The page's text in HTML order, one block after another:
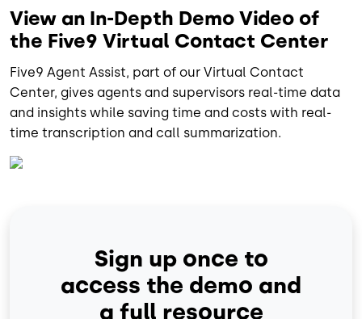
View an In-Depth Demo Video of
the Five9 Virtual Contact Center
Five9 Agent Assist, part of our Virtual Contact
Center, gives agents and supervisors real-time data
and insights while saving time and costs with real-
time transcription and call summarization.
Sign up once to
access the demo and
a full resource